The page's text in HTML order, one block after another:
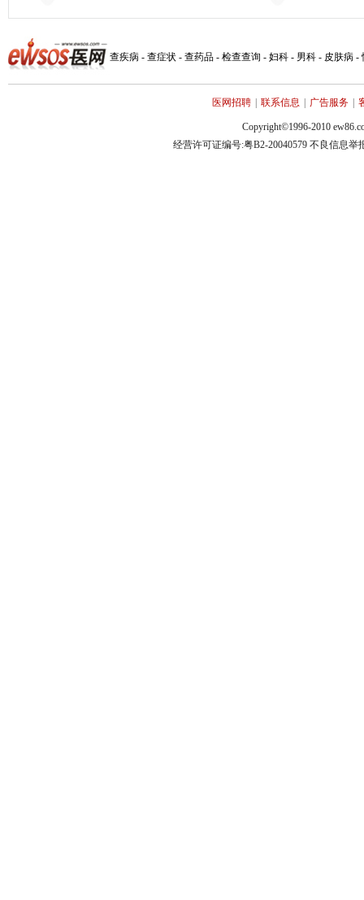
查疾病 - 查症状 - 查药品 - 检查查询 - 妇科 - 男科 - 皮肤病 -
医网招聘 联系信息 广告服务
Copyright©1996-2010
经营许可证编号:粤B2-20040579 不良信息举